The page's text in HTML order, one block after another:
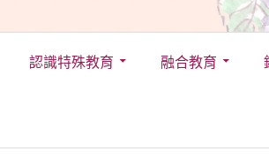
認識特殊教育 融合教育